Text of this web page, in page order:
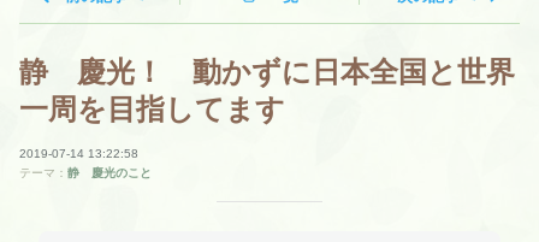
静 慶光！ 動かずに日本全国と世界
一周を目指してます
2019-07-14 13:22:58
テーマ： 静 慶光のこと